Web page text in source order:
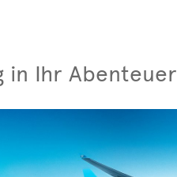
in Ihr Abenteuer